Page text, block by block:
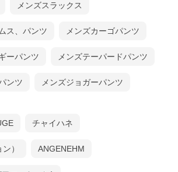
メンズスラックス
ス、パンツ メンズカーゴパンツ
ーパンツ メンズテーパードパンツ
ンツ メンズジョガーパンツ
チャイハネ
） ANGENEHM